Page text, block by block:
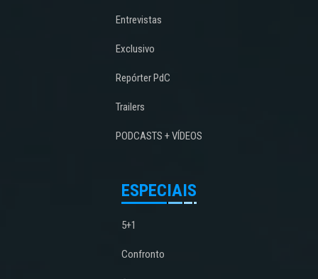
Entrevistas
Exclusivo
Repórter PdC
Trailers
PODCASTS + VÍDEOS
ESPECIAIS
5+1
Confronto